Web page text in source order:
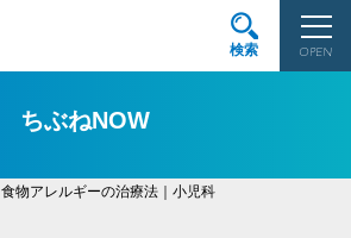
OPEN
検索
ちぶねNOW
食物アレルギーの治療法｜小児科